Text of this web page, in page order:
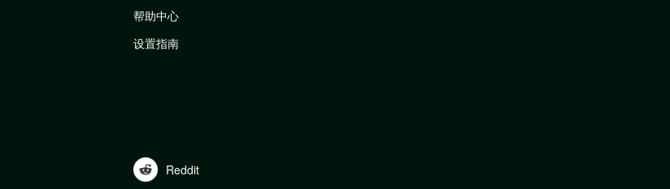
帮助中心
设置指南
Reddit